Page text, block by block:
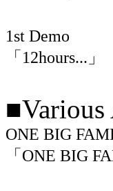
1st Demo
「12hours...」
■Various
ONE BIG
「ONE BIG